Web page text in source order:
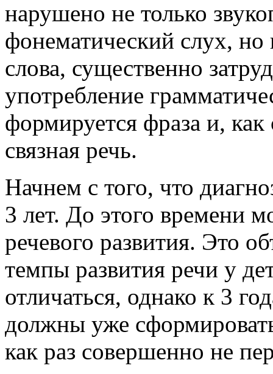
нарушено не только
фонематический слух, но
слова, существенно
употребление
формируется фраза и, как
связная речь.
Начнем с того, что
3 лет. До этого времени
речевого развития. Это
темпы развития речи у
отличаться, однако к 3
должны уже
как раз совершенно не